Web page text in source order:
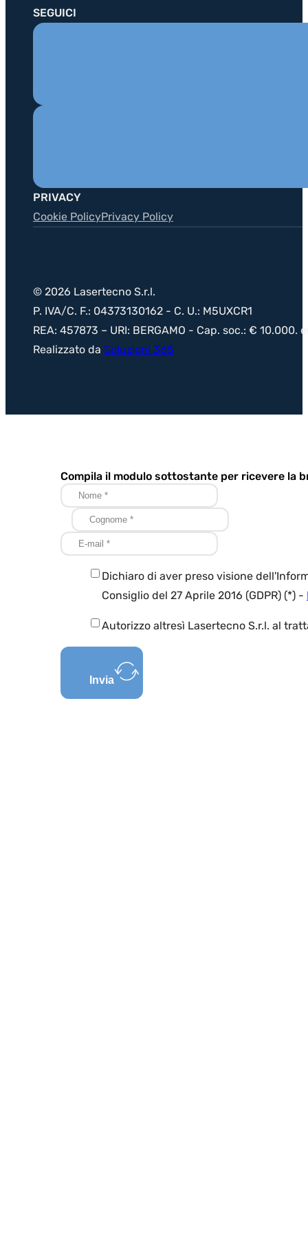
SEGUICI
PRIVACY
Cookie PolicyPrivacy Policy
© 2026 Lasertecno S.r.l.
P. IVA/C. F.: 04373130162 - C. U.: M5UXCR1
REA: 457873 – URI: BERGAMO - Cap. soc.: € 10.000.
Realizzato da Soluzioni 365
Compila il modulo sottostante per ricevere la
Dichiaro di aver preso visione
Consiglio del 27 Aprile 2016 (GDPR) (*) -
Autorizzo altresì Lasertecno S.r.l. al
Invia